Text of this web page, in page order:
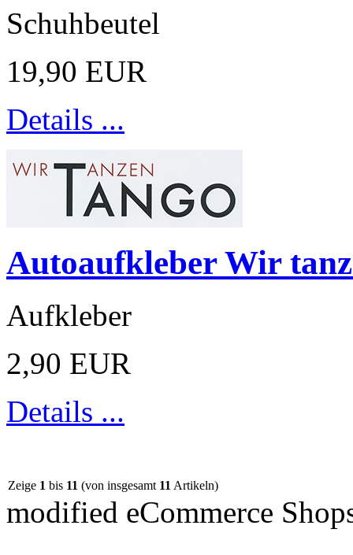
Schuhbeutel
19,90 EUR
Details ...
Autoaufkleber Wir
Aufkleber
2,90 EUR
Details ...
Zeige 1 bis 11 (von insgesamt 11 Artikeln)
modified eCommerce